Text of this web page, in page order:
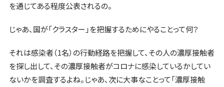
を通じてある程度公表されるの。
じゃあ、国が「クラスター」を把握するためにやることって何？
それは感染者（1名）の行動経路を把握して、その人の濃厚接触者
を探し出して、その濃厚接触者がコロナに感染しているかしてい
ないかを調査するよね。じゃあ、次に大事なことって「濃厚接触